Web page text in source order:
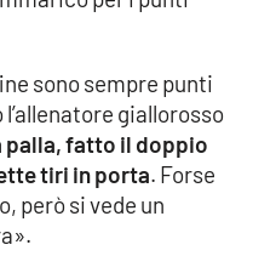
sono sempre punti
giallorosso
fatto il doppio
tiri in porta. Forse
però si vede un